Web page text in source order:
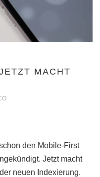
MACHT
den Mobile-First
Jetzt macht
neuen Indexierung.